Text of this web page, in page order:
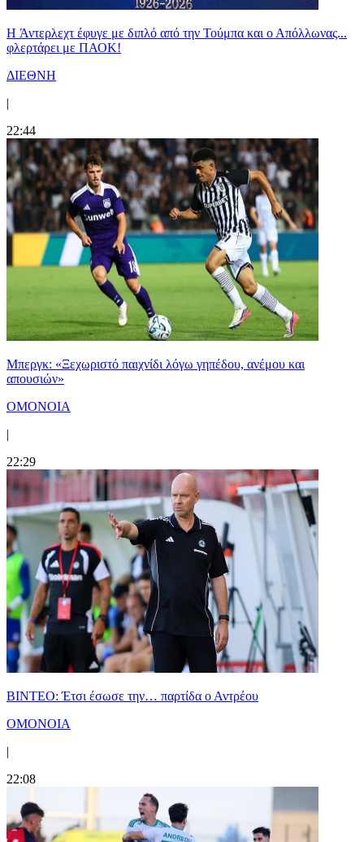
H Άντερλεχτ έφυγε με διπλό από την Τούμπα και ο Απόλλωνας...
φλερτάρει με ΠΑΟΚ!
ΔΙΕΘΝΗ
|
22:44
Μπεργκ: «Ξεχωριστό παιχνίδι λόγω γηπέδου, ανέμου και
απουσιών»
ΟΜΟΝΟΙΑ
|
22:29
ΒΙΝΤΕΟ: Έτσι έσωσε την… παρτίδα ο Αντρέου
ΟΜΟΝΟΙΑ
|
22:08